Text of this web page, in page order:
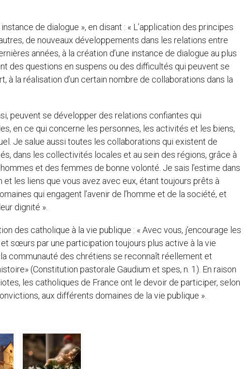
de dialogue », en disant : « L’application des principes
de nouveaux développements dans les relations entre
années, à la création d’une instance de dialogue au plus
des questions en suspens ou des difficultés qui peuvent se
à la réalisation d’un certain nombre de collaborations dans la
peuvent se développer des relations confiantes qui
en ce qui concerne les personnes, les activités et les biens,
Je salue aussi toutes les collaborations qui existent de
dans les collectivités locales et au sein des régions, grâce à
et des femmes de bonne volonté. Je sais l’estime dans
les liens que vous avez avec eux, étant toujours prêts à
qui engagent l’avenir de l’homme et de la société, et
dignité ».
des catholique à la vie publique : « Avec vous, j’encourage les
sœurs par une participation toujours plus active à la vie
communauté des chrétiens se reconnaît réellement et
(Constitution pastorale Gaudium et spes, n. 1). En raison
les catholiques de France ont le devoir de participer, selon
aux différents domaines de la vie publique ».